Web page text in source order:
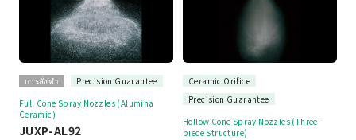
การสั่งทำ
Precision Guarantee
Full Cone Spray Nozzles (Alumina
Ceramic)
JUXP-AL92
Ceramic Orifice
Precision Guarantee
Hollow Cone Spray Nozzles (Three-
piece Structure)